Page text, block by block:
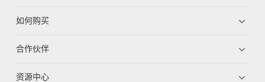
如何购买
合作伙伴
资源中心